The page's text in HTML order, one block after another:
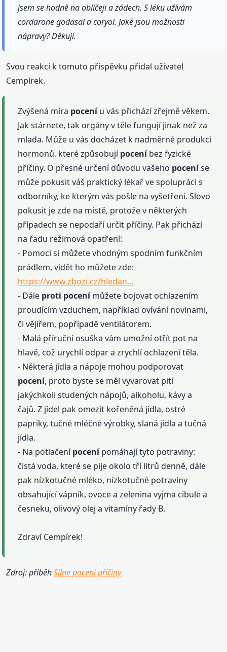
jsem se hodně na obličeji a zádech. S léku užívám
cordarone godasal a coryol. Jaké jsou možnosti
nápravy? Děkuji.
Svou reakci k tomuto příspěvku přidal uživatel
Cempírek.
Zvýšená míra poceníu vás přichází zřejmě věkem.
Jak stárnete, tak orgány v těle fungují jinak než za
mlada. Může u vás docházet k nadměrné produkci
hormonů, které způsobujípoceníbez fyzické
příčiny. O přesné určení důvodu vašeho poceníse
může pokusit váš praktický lékař ve spolupráci s
odborníky, ke kterým vás pošle na vyšetření. Slovo
pokusit je zde na místě, protože v některých
případech se nepodaří určit příčiny. Pak přichází
na řadu režimová opatření:
- Pomoci si můžete vhodným spodním funkčním
prádlem, vidět ho můžete zde:
https://www.zbozi.cz/hledan…
- Dále proti pocenímůžete bojovat ochlazením
proudícím vzduchem, například ovívání novinami,
či vějířem, popřípadě ventilátorem.
- Malá příruční osuška vám umožní otřít pot na
hlavě, což urychlí odpar a zrychlí ochlazení těla.
- Některá jídla a nápoje mohou podporovat
pocení, proto byste se měl vyvarovat pití
jakýchkoli studených nápojů, alkoholu, kávy a
čajů. Z jídel pak omezit kořeněná jídla, ostré
papriky, tučné mléčné výrobky, slaná jídla a tučná
jídla.
- Na potlačenípocenípomáhají tyto potraviny:
čistá voda, které se pije okolo tří litrů denně, dále
pak nízkotučné mléko, nízkotučné potraviny
obsahující vápník, ovoce a zelenina vyjma cibule a
česneku, olivový olej a vitamíny řady B.
Zdraví Cempírek!
Zdroj: příběhSilne poceni příčiny